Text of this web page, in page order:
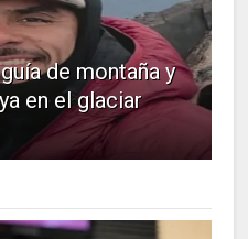
de montaña y
en el glaciar